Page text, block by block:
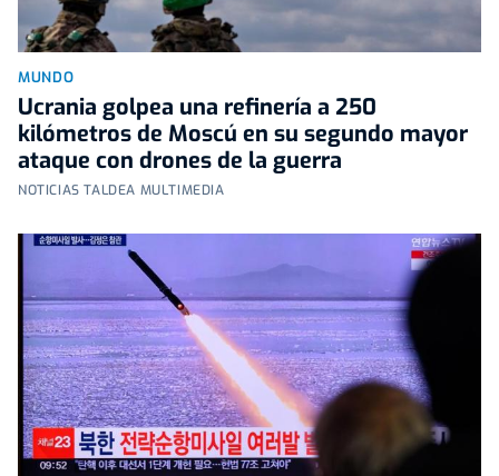
MUNDO
Ucrania golpea una refinería a 250
kilómetros de Moscú en su segundo mayor
ataque con drones de la guerra
NOTICIAS TALDEA MULTIMEDIA